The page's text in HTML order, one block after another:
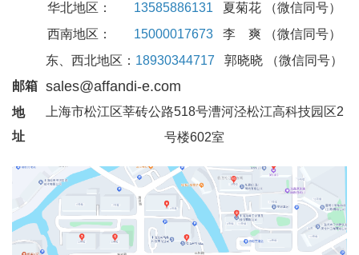
华北地区： 13585886131
夏菊花 （微信同号）
西南地区： 15000017673
李 爽 （微信同号）
东、西北地区： 18930344717 郭晓晓 （微信同号）
邮箱 sales@affandi-e.com
地
址
上海市松江区莘砖公路518号漕河泾松江高科技园区2
号楼602室